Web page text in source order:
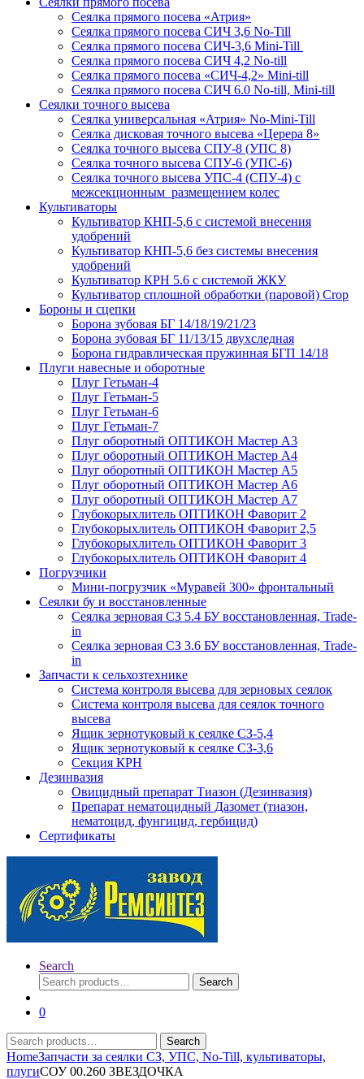
Сеялка прямого посева «Атрия»
Сеялка прямого посева СИЧ 3,6 No-Till
Сеялка прямого посева СИЧ-3,6 Mini-Till
Сеялка прямого посева СИЧ 4,2 No-till
Сеялка прямого посева «СИЧ-4,2» Mini-till
Сеялка прямого посева СИЧ 6.0 No-till, Mini-till
Сеялки точного высева
Сеялка универсальная «Атрия» No-Mini-Till
Сеялка дисковая точного высева «Церера 8»
Сеялка точного высева СПУ-8 (УПС 8)
Сеялка точного высева СПУ-6 (УПС-6)
Сеялка точного высева УПС-4 (СПУ-4) с
межсекционным размещением колес
Культиваторы
Культиватор КНП-5,6 с системой внесения
удобрений
Культиватор КНП-5,6 без системы внесения
удобрений
Культиватор КРН 5.6 с системой ЖКУ
Культиватор сплошной обработки (паровой) Crop
Бороны и сцепки
Борона зубовая БГ 14/18/19/21/23
Борона зубовая БГ 11/13/15 двухследная
Борона гидравлическая пружинная БГП 14/18
Плуги навесные и оборотные
Плуг Гетьман-4
Плуг Гетьман-5
Плуг Гетьман-6
Плуг Гетьман-7
Плуг оборотный ОПТИКОН Мастер А3
Плуг оборотный ОПТИКОН Мастер А4
Плуг оборотный ОПТИКОН Мастер А5
Плуг оборотный ОПТИКОН Мастер А6
Плуг оборотный ОПТИКОН Мастер А7
Глубокорыхлитель ОПТИКОН Фаворит 2
Глубокорыхлитель ОПТИКОН Фаворит 2,5
Глубокорыхлитель ОПТИКОН Фаворит 3
Глубокорыхлитель ОПТИКОН Фаворит 4
Погрузчики
Мини-погрузчик «Муравей 300» фронтальный
Сеялки бу и восстановленные
Сеялка зерновая СЗ 5.4 БУ восстановленная, Trade-
in
Сеялка зерновая СЗ 3.6 БУ восстановленная, Trade-
in
Запчасти к сельхозтехнике
Система контроля высева для зерновых сеялок
Система контроля высева для сеялок точного
высева
Ящик зернотуковый к сеялке СЗ-5,4
Ящик зернотуковый к сеялке СЗ-3,6
Секция КРН
Дезинвазия
Овицидный препарат Тиазон (Дезинвазия)
Препарат нематоцидный Дазомет (тиазон,
нематоцид, фунгицид, гербицид)
Сертификаты
Search
Search
for:
Search
0
Search
for:
Search
HomeЗапчасти за сеялки СЗ, УПС, No-Till, культиваторы,
плугиСОУ 00.260 ЗВЕЗДОЧКА